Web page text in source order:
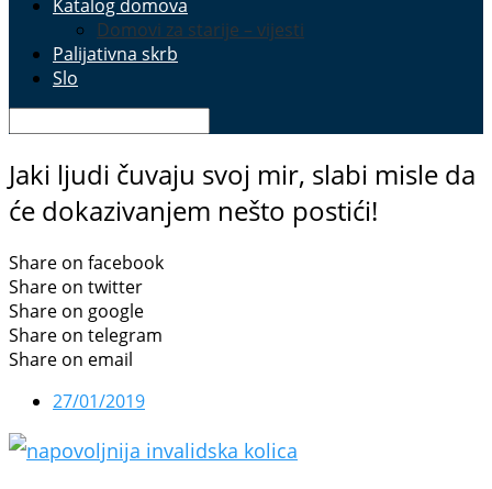
Katalog domova
Domovi za starije – vijesti
Palijativna skrb
Slo
Jaki ljudi čuvaju svoj mir, slabi misle da
će dokazivanjem nešto postići!
Share on facebook
Share on twitter
Share on google
Share on telegram
Share on email
27/01/2019